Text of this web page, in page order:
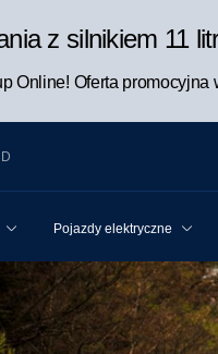
z silnikiem 11
Online! Oferta
dla pojazdu i kierowcy
Pojazdy elektryczne